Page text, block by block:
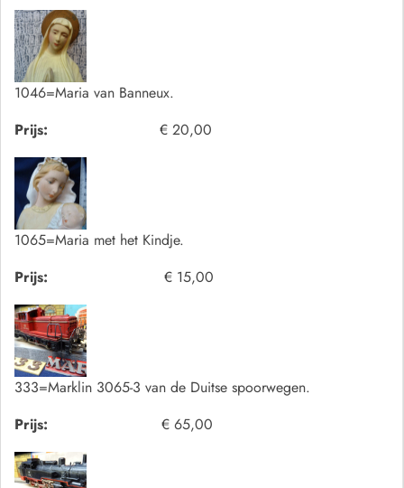
1046=Maria van Banneux.
Prijs:
€ 20,00
1065=Maria met het Kindje.
Prijs:
€ 15,00
333=Marklin 3065-3 van de Duitse spoorwegen.
Prijs:
€ 65,00